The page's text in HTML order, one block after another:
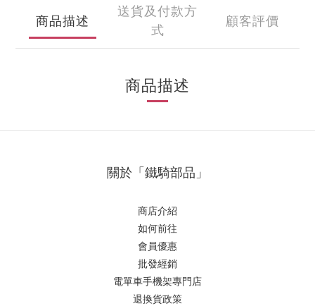
商品描述
送貨及付款方
式
顧客評價
商品描述
關於「鐵騎部品」
商店介紹
如何前往
會員優惠
批發經銷
電單車手機架專門店
退換貨政策